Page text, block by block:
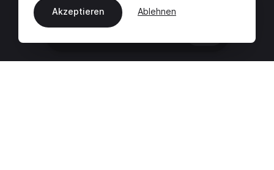
Akzeptieren Ablehnen